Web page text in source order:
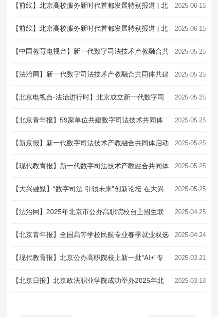
会 打造产教融合新模式 2025·06·15
【前线】北京高校服务新时代首都发展特别报道 | 北
京政法职业学院：产教融合育英才，法治护航... 2025·06·15
【前线】北京高校服务新时代首都发展特别报道 | 北
京政法职业学院①：校地共建工作室 政法智... 2025·05·25
【中国教育电视台】新一代数字司法技术产教融合共
同体启动共建 2025·05·25
【法治网】新一代数字司法技术产教融合共同体共建
大会暨“数字司法 引领未来”创新论坛隆重举行 2025·05·25
【北京电视台-法治进行时】北京成立新一代数字司
法技术产教融合共同体 2025·05·25
【北京青年报】59家单位共建数字司法技术共同体
打造“政产学研用”深度融合标杆 2025·05·25
【新京报】新一代数字司法技术产教融合共同体启动
共建，首批59家单位参与 2025·05·25
【现代教育报】新一代数字司法技术产教融合共同体
共建大会召开 首批59家单位参与共建 2025·05·25
【大兴融媒】“数字司法 引领未来”创新论坛 在大兴
举办 2025·04·25
【法治网】2025年北京市公办高职院校自主招生联
合咨询会在北京政法职业学院成功举办 2025·04·24
【北京青年报】全国高等学校民航专业春季就业双选
会收官，北京政法职业学院2023级空中乘务1... 2025·03·21
【现代教育报】北京公办高职院校上新一批“AI+”专
业 2025·03·18
【北京日报】北京政法职业学院成功举办2025年北